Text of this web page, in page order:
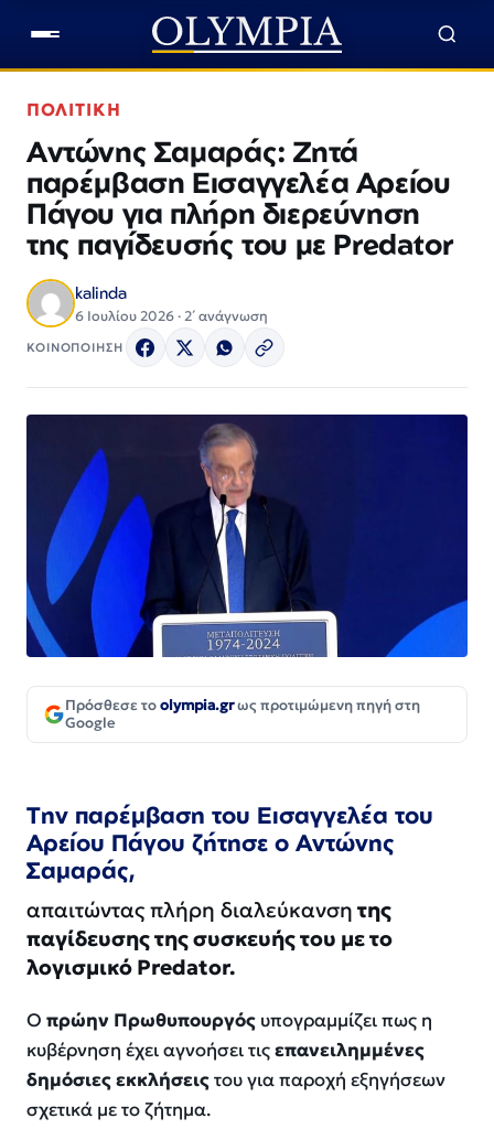
ΠΟΛΙΤΙΚΗ
Αντώνης Σαμαράς: Ζητά
παρέμβαση Εισαγγελέα Αρείου
Πάγου για πλήρη διερεύνηση
της παγίδευσής του με Predator
kalinda
6 Ιουλίου 2026 · 2΄ ανάγνωση
ΚΟΙΝΟΠΟΙΗΣΗ
Πρόσθεσε τοolympia.grως προτιμώμενη πηγή στη
Google
Την παρέμβαση του Εισαγγελέα του
Αρείου Πάγου ζήτησε ο Αντώνης
Σαμαράς,
απαιτώντας πλήρη διαλεύκανση της
παγίδευσης της συσκευής του με το
λογισμικό Predator.
Ο πρώην Πρωθυπουργός υπογραμμίζει πως η
κυβέρνηση έχει αγνοήσει τιςεπανειλημμένες
δημόσιες εκκλήσειςτου για παροχή εξηγήσεων
σχετικά με το ζήτημα.